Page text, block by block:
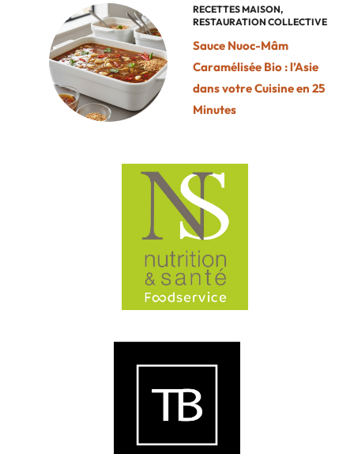
RECETTES MAISON,
RESTAURATION COLLECTIVE
Sauce Nuoc-Mâm
Caramélisée Bio : l’Asie
dans votre Cuisine en 25
Minutes